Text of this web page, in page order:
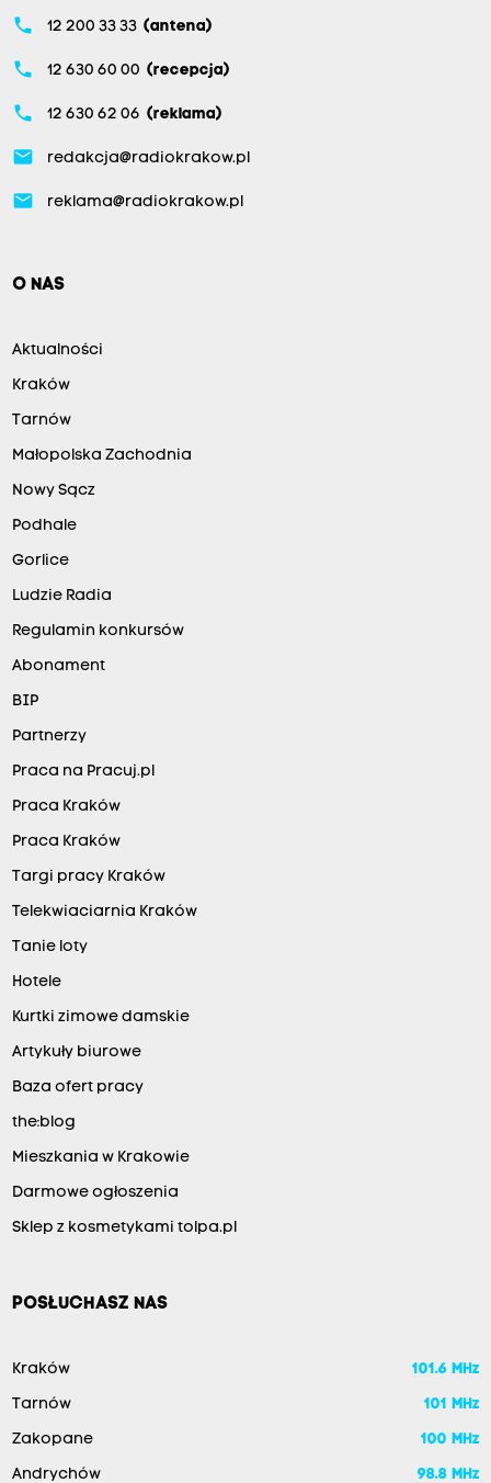
phone 12 200 33 33 (antena)
phone 12 630 60 00 (recepcja)
phone 12 630 62 06 (reklama)
email redakcja@radiokrakow.pl
email reklama@radiokrakow.pl
O NAS
Aktualności
Kraków
Tarnów
Małopolska Zachodnia
Nowy Sącz
Podhale
Gorlice
Ludzie Radia
Regulamin konkursów
Abonament
BIP
Partnerzy
Praca na Pracuj.pl
Praca Kraków
Praca Kraków
Targi pracy Kraków
Telekwiaciarnia Kraków
Tanie loty
Hotele
Kurtki zimowe damskie
Artykuły biurowe
Baza ofert pracy
the:blog
Mieszkania w Krakowie
Darmowe ogłoszenia
Sklep z kosmetykami tolpa.pl
POSŁUCHASZ NAS
Kraków 101.6 MHz
Tarnów 101 MHz
Zakopane 100 MHz
Andrychów 98.8 MHz